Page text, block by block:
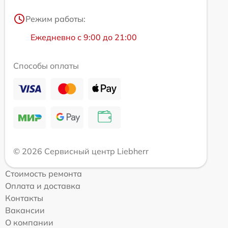
Режим работы:
Ежедневно с 9:00 до 21:00
Способы оплаты
© 2026 Сервисный центр Liebherr
Стоимость ремонта
Оплата и доставка
Контакты
Вакансии
О компании